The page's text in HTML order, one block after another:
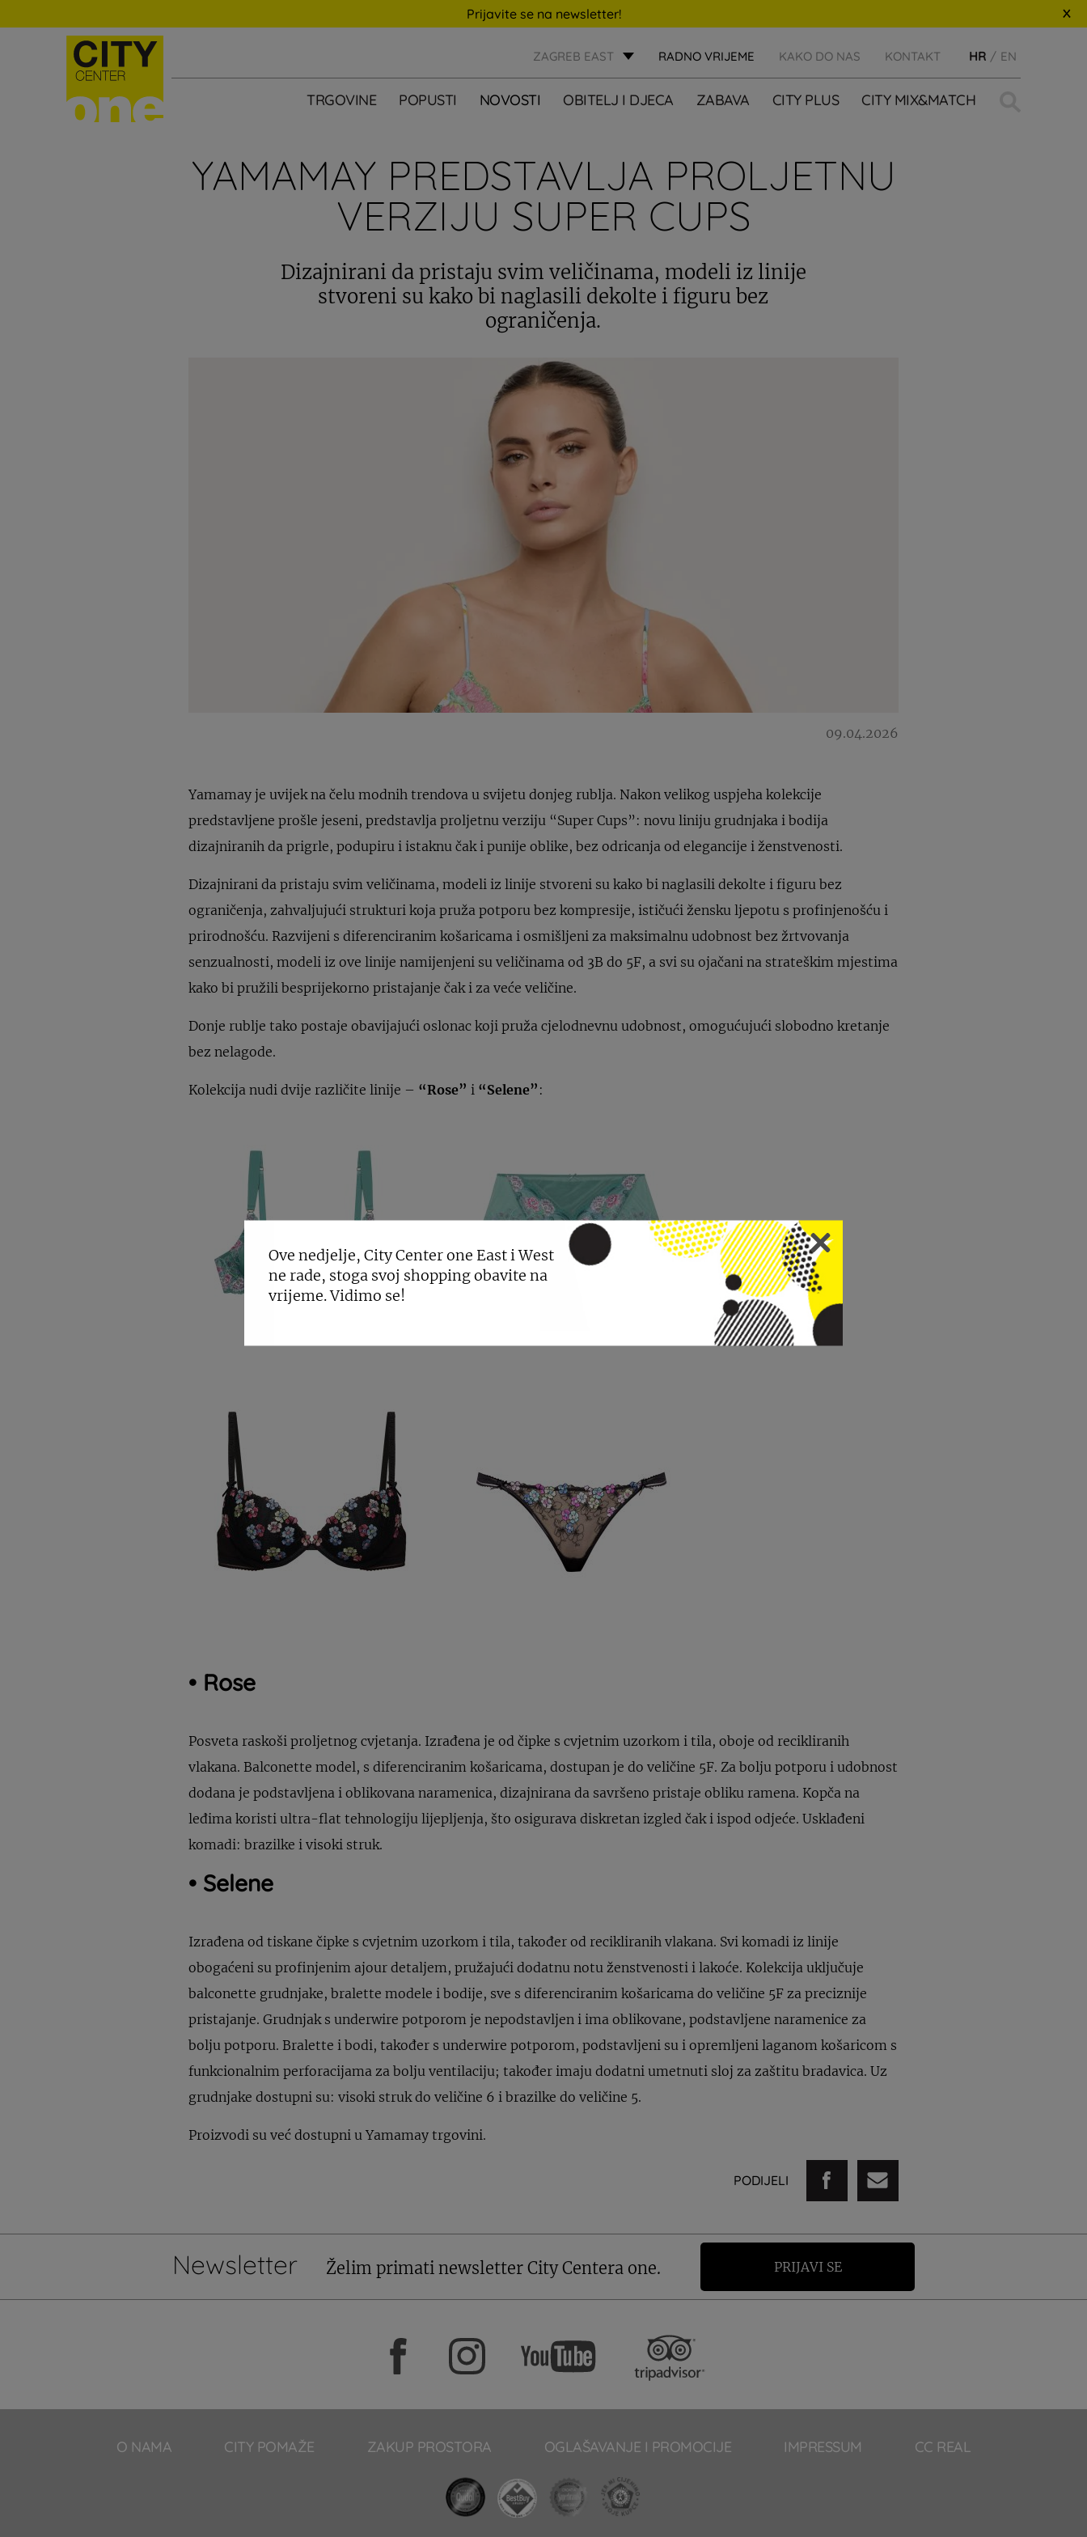
Prijavite se na newsletter!
ZAGREB EAST RADNO VRIJEME KAKO DO NAS KONTAKT HR EN
TRGOVINE POPUSTI NOVOSTI OBITELJ I DJECA ZABAVA CITY PLUS CITY MIX&MATCH
YAMAMAY PREDSTAVLJA PROLJETNU
VERZIJU SUPER CUPS
Dizajnirani da pristaju svim veličinama, modeli iz linije
stvoreni su kako bi naglasili dekolte i figuru bez
ograničenja.
09.04.2026
Yamamay je uvijek na čelu modnih trendova u svijetu donjeg rublja. Nakon velikog uspjeha kolekcije
predstavljene prošle jeseni, predstavlja proljetnu verziju “Super Cups”: novu liniju grudnjaka i bodija
dizajniranih da prigrle, podupiru i istaknu čak i punije oblike, bez odricanja od elegancije i ženstvenosti.
Dizajnirani da pristaju svim veličinama, modeli iz linije stvoreni su kako bi naglasili dekolte i figuru bez
ograničenja, zahvaljujući strukturi koja pruža potporu bez kompresije, ističući žensku ljepotu s profinjenošću i
prirodnošću. Razvijeni s diferenciranim košaricama i osmišljeni za maksimalnu udobnost bez žrtvovanja
senzualnosti, modeli iz ove linije namijenjeni su veličinama od 3B do 5F, a svi su ojačani na strateškim mjestima
kako bi pružili besprijekorno pristajanje čak i za veće veličine.
Donje rublje tako postaje obavijajući oslonac koji pruža cjelodnevnu udobnost, omogućujući slobodno kretanje
bez nelagode.
Kolekcija nudi dvije različite linije – “Rose” i “Selene” :
• Rose
Posveta raskoši proljetnog cvjetanja. Izrađena je od čipke s cvjetnim uzorkom i tila, oboje od recikliranih
vlakana. Balconette model, s diferenciranim košaricama, dostupan je do veličine 5F. Za bolju potporu i udobnost
dodana je podstavljena i oblikovana naramenica, dizajnirana da savršeno pristaje obliku ramena. Kopča na
leđima koristi ultra-flat tehnologiju lijepljenja, što osigurava diskretan izgled čak i ispod odjeće. Usklađeni
komadi: brazilke i visoki struk.
• Selene
Izrađena od tiskane čipke s cvjetnim uzorkom i tila, također od recikliranih vlakana. Svi komadi iz linije
obogaćeni su profinjenim ajour detaljem, pružajući dodatnu notu ženstvenosti i lakoće. Kolekcija uključuje
balconette grudnjake, bralette modele i bodije, sve s diferenciranim košaricama do veličine 5F za preciznije
pristajanje. Grudnjak s underwire potporom je nepodstavljen i ima oblikovane, podstavljene naramenice za
bolju potporu. Bralette i bodi, također s underwire potporom, podstavljeni su i opremljeni laganom košaricom s
funkcionalnim perforacijama za bolju ventilaciju; također imaju dodatni umetnuti sloj za zaštitu bradavica. Uz
grudnjake dostupni su: visoki struk do veličine 6 i brazilke do veličine 5.
Proizvodi su već dostupni u Yamamay trgovini.
PODIJELI
Newsletter Želim primati newsletter City Centera one. PRIJAVI SE
O NAMA CITY POMAŽE ZAKUP PROSTORA OGLAŠAVANJE I PROMOCIJE IMPRESSUM CC REAL
Ove nedjelje, City Center one East i West
ne rade, stoga svoj shopping obavite na
vrijeme. Vidimo se!